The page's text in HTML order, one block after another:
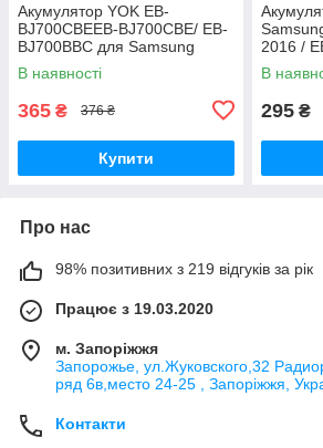
Акумулятор YOK EB-
BJ700CBEEB-BJ700CBE/ EB-
BJ700BBC для Samsung
J700/ J700H/ J700F/ J701/ J7
(2015)/ J4 (2018)/ J400
В наявності
365 ₴ 376 ₴
Купити
2016 /
В
295 ₴
Про нас
98% позитивних з 219 відгуків за рік
Працює з 19.03.2020
м. Запоріжжя
Запорожье, ул.Жуковского,32
ряд 6в,место 24-25 , Запоріжжя,
Контакти